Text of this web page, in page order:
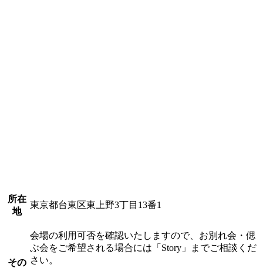
所在
地
東京都台東区東上野3丁目13番1
その
会場の利用可否を確認いたしますので、お別れ会・偲
ぶ会をご希望される場合には「Story」までご相談くだ
さい。